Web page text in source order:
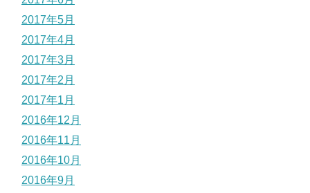
2017年5月
2017年4月
2017年3月
2017年2月
2017年1月
2016年12月
2016年11月
2016年10月
2016年9月